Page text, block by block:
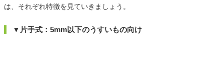
は、それぞれ特徴を見ていきましょう。
▼片手式：5mm以下のうすいもの向け